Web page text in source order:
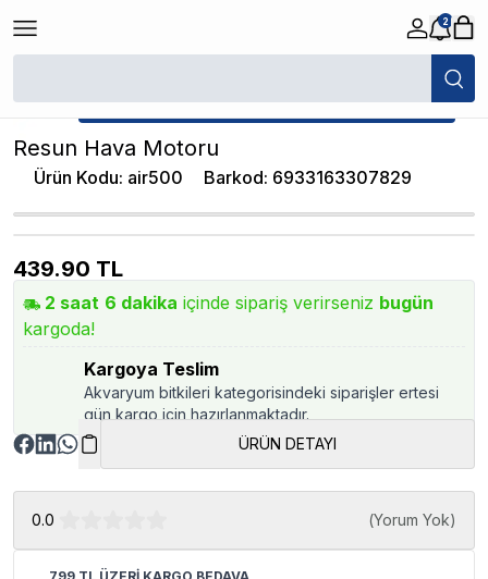
2
/
★ Atakan Petshop, Resun yetkili satıcısıdır.
Resun Hava Motoru
Ürün Kodu: air500 Barkod: 6933163307829
439.90 TL
2 saat 6 dakika içinde sipariş verirseniz bugün
kargoda!
Kargoya Teslim
Akvaryum bitkileri kategorisindeki siparişler ertesi
gün kargo için hazırlanmaktadır.
ÜRÜN DETAYI
0.0 (Yorum Yok)